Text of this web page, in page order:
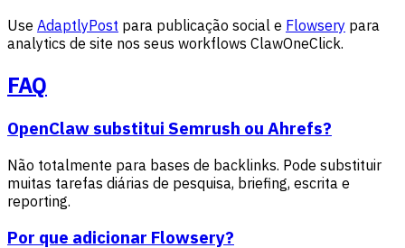
Use AdaptlyPost para publicação social e Flowsery para
analytics de site nos seus workflows ClawOneClick.
FAQ
OpenClaw substitui Semrush ou Ahrefs?
Não totalmente para bases de backlinks. Pode substituir
muitas tarefas diárias de pesquisa, briefing, escrita e
reporting.
Por que adicionar Flowsery?